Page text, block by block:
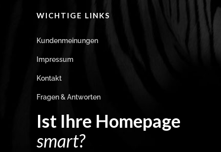
WICHTIGE LINKS
Kundenmeinungen
Impressum
Kontakt
Fragen & Antworten
Ist Ihre Homepage
smart?